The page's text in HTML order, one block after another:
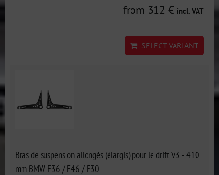
from 312 € incl. VAT
SELECT VARIANT
Bras de suspension allongés (élargis) pour le drift V3 - 410
mm BMW E36 / E46 / E30